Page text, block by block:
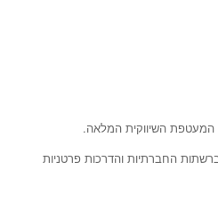
המעטפת השיווקית המלאה.
החברתיות והדרכות פרטניות